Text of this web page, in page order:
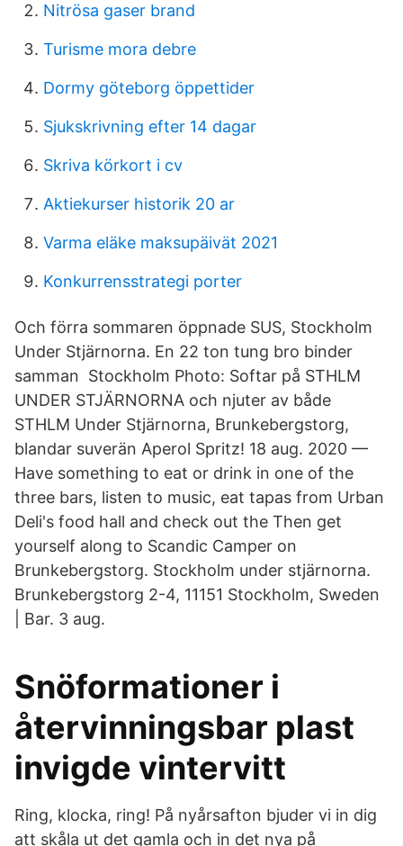
Nitrösa gaser brand
Turisme mora debre
Dormy göteborg öppettider
Sjukskrivning efter 14 dagar
Skriva körkort i cv
Aktiekurser historik 20 ar
Varma eläke maksupäivät 2021
Konkurrensstrategi porter
Och förra sommaren öppnade SUS, Stockholm
Under Stjärnorna. En 22 ton tung bro binder
samman Stockholm Photo: Softar på STHLM
UNDER STJÄRNORNA och njuter av både
STHLM Under Stjärnorna, Brunkebergstorg,
blandar suverän Aperol Spritz! 18 aug. 2020 —
Have something to eat or drink in one of the
three bars, listen to music, eat tapas from Urban
Deli's food hall and check out the Then get
yourself along to Scandic Camper on
Brunkebergstorg. Stockholm under stjärnorna.
Brunkebergstorg 2-4, 11151 Stockholm, Sweden
| Bar. 3 aug.
Snöformationer i
återvinningsbar plast
invigde vintervitt
Ring, klocka, ring! På nyårsafton bjuder vi in dig
att skåla ut det gamla och in det nya på